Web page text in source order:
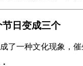
日变成三个
了一种文化现象，催